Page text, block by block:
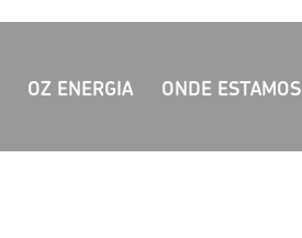
OZ ENERGIA ONDE ESTAMOS